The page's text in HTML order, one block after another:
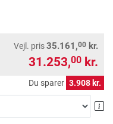
Vejl. pris35.161,00 kr.
31.253,00 kr.
Du sparer 3.908 kr.